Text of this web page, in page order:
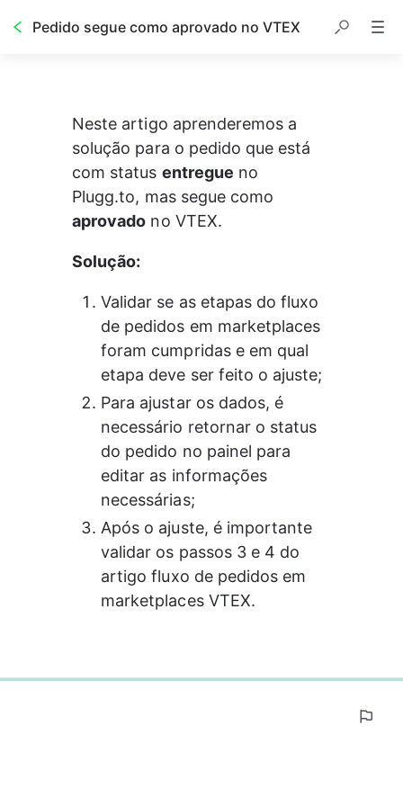
Pedido segue como aprovado no VTEX
Neste artigo aprenderemos a
solução para o pedido que está
com status entregue no
Plugg.to, mas segue como
aprovado no VTEX.
Solução:
Validar se as etapas do fluxo
de pedidos em marketplaces
foram cumpridas e em qual
etapa deve ser feito o ajuste;
Para ajustar os dados, é
necessário retornar o status
do pedido no painel para
editar as informações
necessárias;
Após o ajuste, é importante
validar os passos 3 e 4 do
artigo fluxo de pedidos em
marketplaces VTEX.
0%